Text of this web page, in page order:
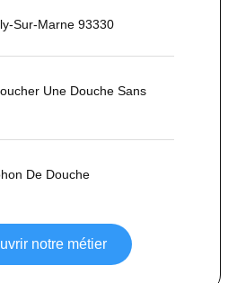
Sur-Marne 93330
Une Douche Sans
De Douche
notre métier